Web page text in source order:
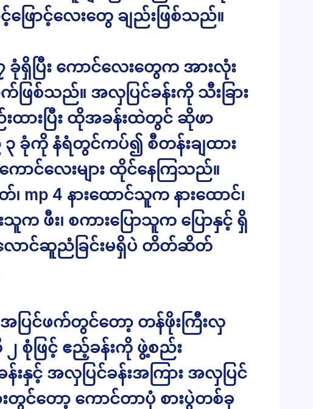
ဖြောင့်လေးတွေ ချည်းဖြစ်သည်။
ရှိပြီး ကောင်လေးတွေက အားလုံး
က်ဖြစ်သည်။ အလှပြင်ခန်းကို သီးခြား
းထားပြီး ထိုအခန်းထဲတွင် ဆိုဖာ
ခုံကို နံရံတွင်ကပ်၍ စီတန်းချထား
ောင်လေးများ ထိုင်နေကြသည်။
mp 4 နားထောင်သူက နားထောင်၊
က ဖီး၊ စကားပြောသူက ပြောနှင့် ရှိ
ာင်ဆူညံခြင်းမရှိပဲ တိတ်ဆိတ်
ပြင်ဖက်တွင်တော့ တန်ဖိုးကြီးလှ
စုံဖြင့် ဧည့်ခန်းကို ဖွဲ့စည်း
နှင့် အလှပြင်ခန်းအကြား အလှပြင်
းတွင်တော့ ကောင်တာပုံ စားပွဲတစ်ခု